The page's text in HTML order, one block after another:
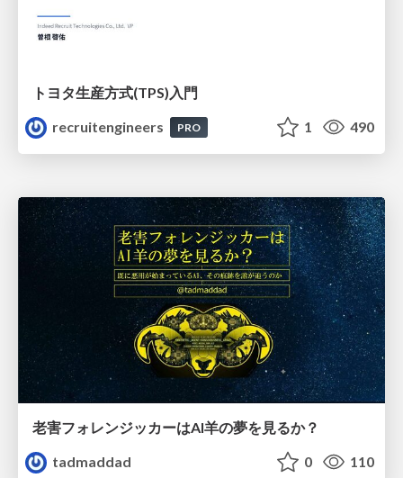
トヨタ⽣産⽅式(TPS)⼊⾨
recruitengineers
PRO 1 490
老害フォレンジッカーはAI羊の夢を見るか？
tadmaddad
0 110